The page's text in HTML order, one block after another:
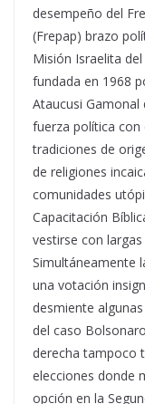
desempeño del
(Frepap) brazo
Misión Israelita
fundada en 1968
Ataucusi
fuerza política con
tradiciones de
de religiones
comunidades
Capacitación
vestirse con
Simultáneamente
una votación
desmiente
del caso
derecha tampoco
elecciones donde
opción en la